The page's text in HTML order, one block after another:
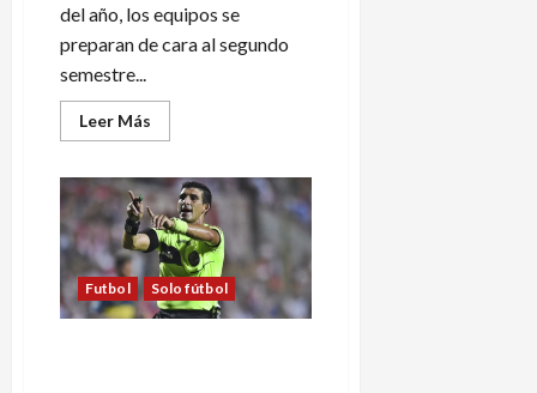
del año, los equipos se
preparan de cara al segundo
semestre...
Leer Más
más
El
mercado
de
pases
del
fútbol
sanrafaelino
Futbol Solo fútbol